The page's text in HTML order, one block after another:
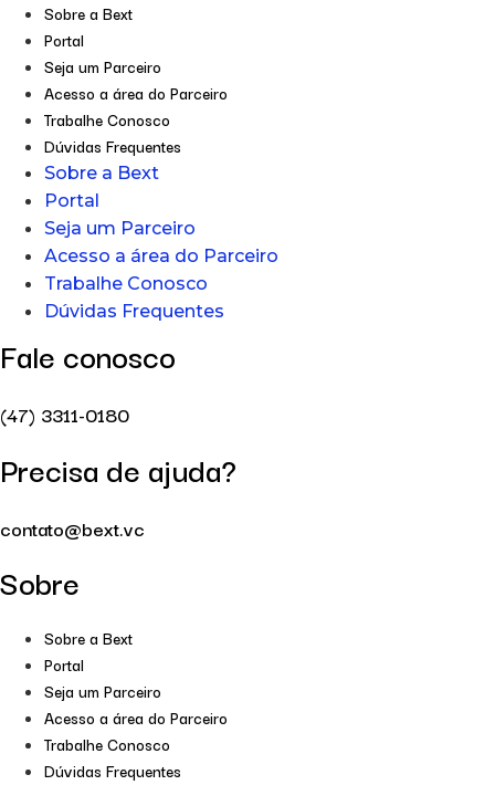
Sobre a Bext
Portal
Seja um Parceiro
Acesso a área do Parceiro
Trabalhe Conosco
Dúvidas Frequentes
Sobre a Bext
Portal
Seja um Parceiro
Acesso a área do Parceiro
Trabalhe Conosco
Dúvidas Frequentes
Fale conosco
(47) 3311-0180
Precisa de ajuda?
contato@bext.vc
Sobre
Sobre a Bext
Portal
Seja um Parceiro
Acesso a área do Parceiro
Trabalhe Conosco
Dúvidas Frequentes